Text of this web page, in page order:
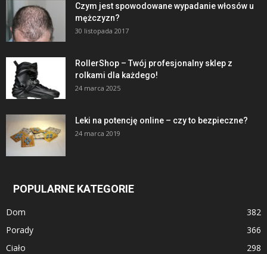
Czym jest spowodowane wypadanie włosów u
mężczyzn?
30 listopada 2017
RollerShop – Twój profesjonalny sklep z
rolkami dla każdego!
24 marca 2025
Leki na potencję online – czy to bezpieczne?
24 marca 2019
POPULARNE KATEGORIE
Dom
382
Porady
366
Ciało
298